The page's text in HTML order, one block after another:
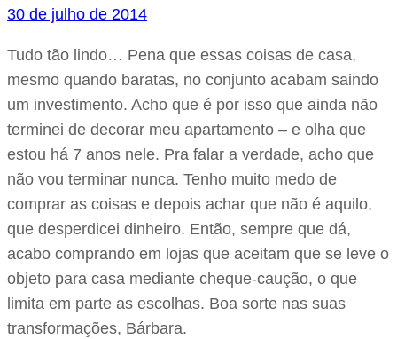
30 de julho de 2014
Tudo tão lindo… Pena que essas coisas de casa,
mesmo quando baratas, no conjunto acabam saindo
um investimento. Acho que é por isso que ainda não
terminei de decorar meu apartamento – e olha que
estou há 7 anos nele. Pra falar a verdade, acho que
não vou terminar nunca. Tenho muito medo de
comprar as coisas e depois achar que não é aquilo,
que desperdicei dinheiro. Então, sempre que dá,
acabo comprando em lojas que aceitam que se leve o
objeto para casa mediante cheque-caução, o que
limita em parte as escolhas. Boa sorte nas suas
transformações, Bárbara.